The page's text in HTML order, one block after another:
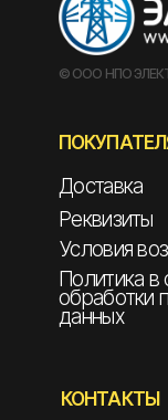
© ООО НПО
Доставка
Реквизиты
Условия
Политика в
обработки
данных
КОНТАКТЫ